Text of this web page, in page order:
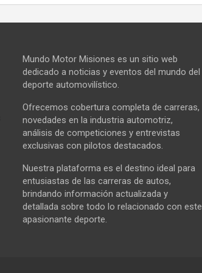
Mundo Motor Misiones es un sitio web
dedicado a noticias y eventos del mundo del
deporte automovilístico.
Ofrecemos cobertura completa de carreras,
novedades en la industria automotriz,
análisis de competiciones y entrevistas
exclusivas con pilotos destacados.
Nuestra plataforma es el destino ideal para
entusiastas de las carreras de autos,
brindando información actualizada y
detallada sobre todo lo relacionado con este
apasionante deporte.